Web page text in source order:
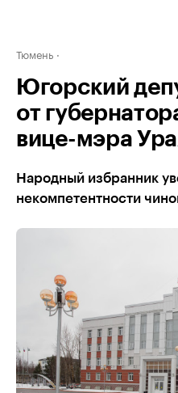
Тюмень
Югорский
от
вице-мэра
Народный избранник
некомпетентности